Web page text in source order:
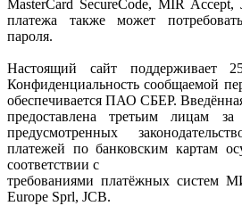
MasterCard SecureCode, MIR Accept,
платежа также может
пароля.
Настоящий сайт поддерживает
Конфиденциальность сообщаемой
обеспечивается ПАО СБЕР.
предоставлена третьим лицам за
предусмотренных
платежей по банковским картам
соответствии с
требованиями платёжных систем
Europe Sprl, JCB.